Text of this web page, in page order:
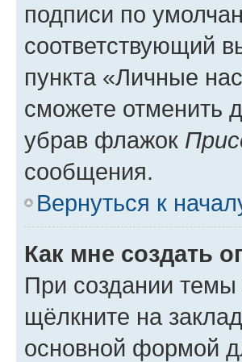
подписи по
соответствующий
пункта «Личные
сможете отменить
убрав флажок
сообщения.
Вернуться к
Как мне создать
При создании
щёлкните на
основной формой